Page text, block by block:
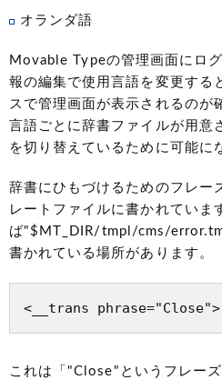
オランダ語
Movable Typeの管理画面にロ
報の編集で使用言語を変更する
スで管理画面が表示されるのが
言語ごとに辞書ファイルが用意
を切り替えているために可能に
辞書にひもづけるためのフレー
レートファイルに書かれていま
ば"$MT_DIR/tmpl/cms/
書かれている場所があります。
これは「"Close"というフレー